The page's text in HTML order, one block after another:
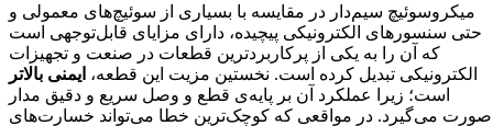
میکروسوئیچ سیم‌دار در مقایسه با بسیاری از سوئیچ‌های معمولی و
حتی سنسورهای الکترونیکی پیچیده، دارای مزایای قابل‌توجهی است
که آن را به یکی از پرکاربردترین قطعات در صنعت و تجهیزات
الکترونیکی تبدیل کرده است. نخستین مزیت این قطعه، ایمنی بالاتر
است؛ زیرا عملکرد آن بر پایه‌ی قطع و وصل سریع و دقیق مدار
صورت می‌گیرد. در مواقعی که کوچک‌ترین خطا می‌تواند خسارت‌های